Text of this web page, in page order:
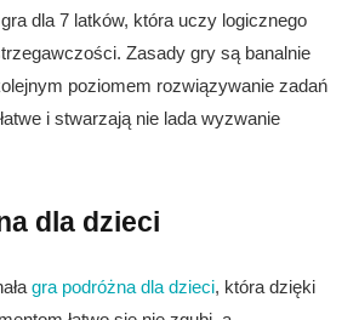
dla 7 latków, która uczy logicznego
Zasady gry są banalnie
poziomem rozwiązywanie zadań
i stwarzają nie lada wyzwanie
dla dzieci
gra podróżna dla dzieci, która dzięki